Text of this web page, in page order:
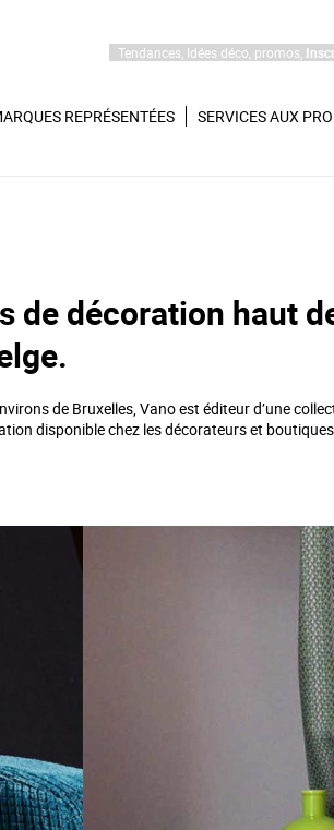
Tendances, Idées déco, promos,
REPRÉSENTÉES SERVICES AUX
de décoration haut
de Bruxelles, Vano est éditeur d’une
disponible chez les décorateurs et